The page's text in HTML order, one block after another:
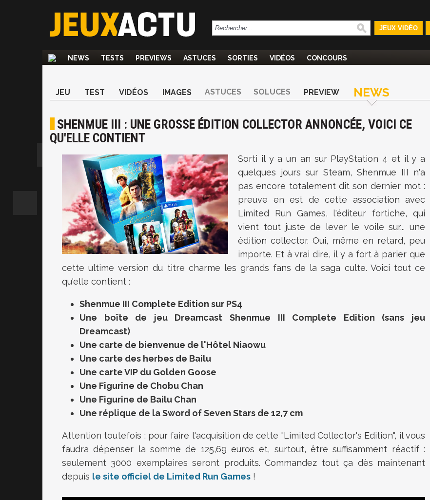
JEUX VIDÉO
NEWS TESTS PREVIEWS ASTUCES SORTIES VIDÉOS CONCOURS
JEU TEST VIDÉOS IMAGES ASTUCES SOLUCES PREVIEW NEWS
SHENMUE III : UNE GROSSE ÉDITION COLLECTOR ANNONCÉE, VOICI CE
QU'ELLE CONTIENT
Sorti il y a un an sur PlayStation 4 et il y a
quelques jours sur Steam, Shenmue III n'a
pas encore totalement dit son dernier mot :
preuve en est de cette association avec
Limited Run Games, l'éditeur fortiche, qui
vient tout juste de lever le voile sur... une
édition collector. Oui, même en retard, peu
importe. Et à vrai dire, il y a fort à parier que
cette ultime version du titre charme les grands fans de la saga culte. Voici tout ce
qu'elle contient :
Shenmue III Complete Edition sur PS4
Une boîte de jeu Dreamcast Shenmue III Complete Edition (sans jeu
Dreamcast)
Une carte de bienvenue de l'Hôtel Niaowu
Une carte des herbes de Bailu
Une carte VIP du Golden Goose
Une Figurine de Chobu Chan
Une Figurine de Bailu Chan
Une réplique de la Sword of Seven Stars de 12,7 cm
Attention toutefois : pour faire l'acquisition de cette "Limited Collector's Edition", il vous
faudra dépenser la somme de 125,69 euros et, surtout, être suffisamment réactif :
seulement 3000 exemplaires seront produits. Commandez tout ça dès maintenant
depuis le site officiel de Limited Run Games !